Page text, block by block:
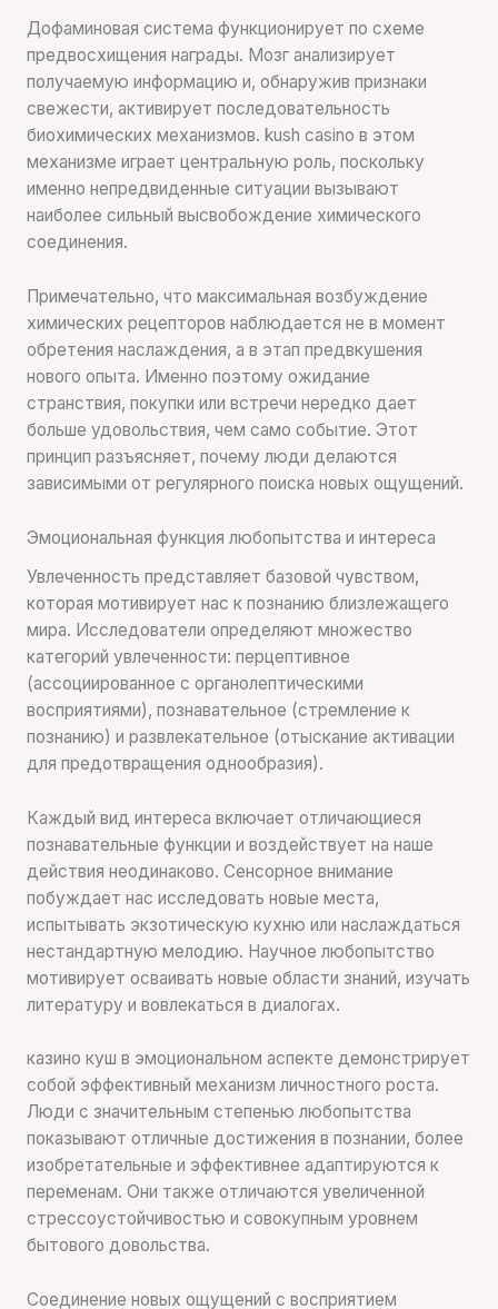
Дофаминовая система функционирует по схеме
предвосхищения награды. Мозг анализирует
получаемую информацию и, обнаружив признаки
свежести, активирует последовательность
биохимических механизмов. kush casino в этом
механизме играет центральную роль, поскольку
именно непредвиденные ситуации вызывают
наиболее сильный высвобождение химического
соединения.
Примечательно, что максимальная возбуждение
химических рецепторов наблюдается не в момент
обретения наслаждения, а в этап предвкушения
нового опыта. Именно поэтому ожидание
странствия, покупки или встречи нередко дает
больше удовольствия, чем само событие. Этот
принцип разъясняет, почему люди делаются
зависимыми от регулярного поиска новых ощущений.
Эмоциональная функция любопытства и интереса
Увлеченность представляет базовой чувством,
которая мотивирует нас к познанию близлежащего
мира. Исследователи определяют множество
категорий увлеченности: перцептивное
(ассоциированное с органолептическими
восприятиями), познавательное (стремление к
познанию) и развлекательное (отыскание активации
для предотвращения однообразия).
Каждый вид интереса включает отличающиеся
познавательные функции и воздействует на наше
действия неодинаково. Сенсорное внимание
побуждает нас исследовать новые места,
испытывать экзотическую кухню или наслаждаться
нестандартную мелодию. Научное любопытство
мотивирует осваивать новые области знаний, изучать
литературу и вовлекаться в диалогах.
казино куш в эмоциональном аспекте демонстрирует
собой эффективный механизм личностного роста.
Люди с значительным степенью любопытства
показывают отличные достижения в познании, более
изобретательные и эффективнее адаптируются к
переменам. Они также отличаются увеличенной
стрессоустойчивостью и совокупным уровнем
бытового довольства.
Соединение новых ощущений с восприятием